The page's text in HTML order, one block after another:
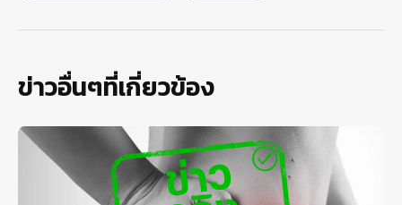
ข่าวอื่นๆที่เกี่ยวข้อง